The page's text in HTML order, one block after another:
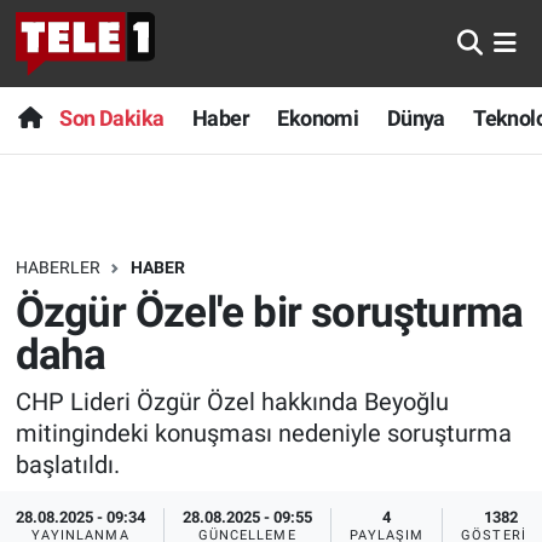
Son Dakika Haber Ekonomi Dünya
HABERLER HABER
Özgür Özel'e bir soruşturma
daha
CHP Lideri Özgür Özel hakkında Beyoğlu
mitingindeki konuşması nedeniyle soruşturma
başlatıldı.
28.08.2025 - 09:34
YAYINLANMA
28.08.2025 - 09:55
GÜNCELLEME
4
PAYLAŞIM
1382
GÖSTERIM
Anında Manşet
Başka Sohbetler
Bilim turu
Bilim ve Teknoloji Evreni
Doğa Konuşuyor
Dünya
Ege Saati
Son Dakika
Haber
Dünya
Teknoloji
Sağlık
Spor
Yayın Akışı
Nöbetçi Eczaneler
Hava Durumu
Trafik Durumu
Süper Lig Puan Durumu ve Fikstür
Tüm Manşetler
Son Dakika Haberleri
Haber Arşivi